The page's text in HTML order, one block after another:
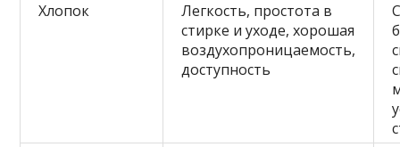
Хлопок
Легкость, простота в
стирке и уходе, хорошая
воздухопроницаемость,
доступность